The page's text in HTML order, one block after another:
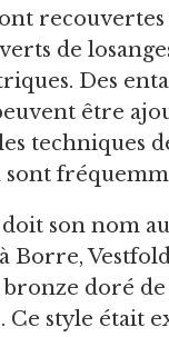
recouvertes
de
Des
être
techniques
son nom
Borre,
bronze doré
Ce style était